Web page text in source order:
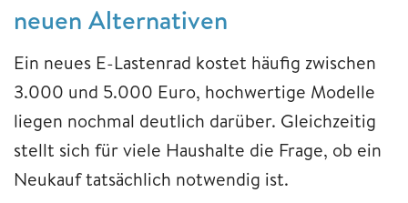
neuen Alternativen
Ein neues E-Lastenrad kostet häufig zwischen
3.000 und 5.000 Euro, hochwertige Modelle
liegen nochmal deutlich darüber. Gleichzeitig
stellt sich für viele Haushalte die Frage, ob ein
Neukauf tatsächlich notwendig ist.